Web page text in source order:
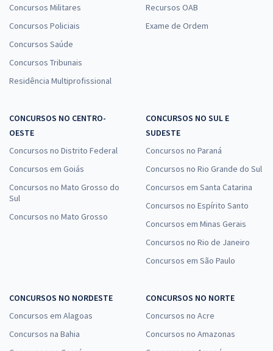
Concursos Militares
Concursos Policiais
Concursos Saúde
Concursos Tribunais
Residência Multiprofissional
Recursos OAB
Exame de Ordem
CONCURSOS NO CENTRO-
OESTE
Concursos no Distrito Federal
Concursos em Goiás
Concursos no Mato Grosso do
Sul
Concursos no Mato Grosso
CONCURSOS NO SUL E
SUDESTE
Concursos no Paraná
Concursos no Rio Grande do Sul
Concursos em Santa Catarina
Concursos no Espírito Santo
Concursos em Minas Gerais
Concursos no Rio de Janeiro
Concursos em São Paulo
CONCURSOS NO NORDESTE
Concursos em Alagoas
Concursos na Bahia
CONCURSOS NO NORTE
Concursos no Acre
Concursos no Amazonas